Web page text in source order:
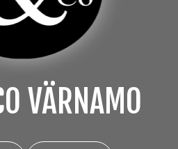
VÄRNAMO